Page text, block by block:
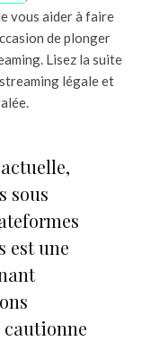
vous aider à faire
de plonger
Lisez la suite
légale et
sous
est une
cautionne